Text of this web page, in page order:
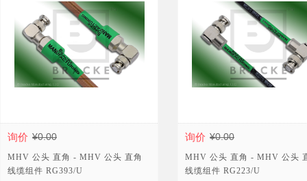
询价 ¥0.00
MHV 公头 直角 - MHV 公头 直角
线缆组件 RG393/U
询价 ¥0.00
MHV 公头 直角 - MHV 公头
线缆组件 RG223/U